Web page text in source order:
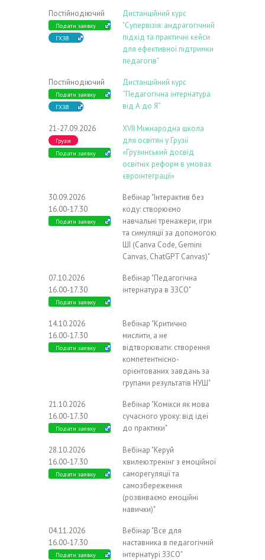
Постійнодіючий
Подати заявку
ГХЗВ
Дистанційний курс
"Супервізія: андрагогічний
підхід та практичні кейси
для ефективної підтримки
педагогів"
Постійнодіючий
Подати заявку
ГХЗВ
Дистанційний курс
“Педагогічна інтернатура
від А до Я”
21-27.09.2026
Грузія
Подати заявку
ХVIІ Міжнародна школа
для освітян у Грузії
«Грузинський досвід
освітніх реформ в умовах
євроінтеграції»
30.09.2026
16.00-17.30
Подати заявку
Вебінар "Інтерактив без
коду: створюємо
навчальні тренажери, ігри
та симуляції за допомогою
ШІ (Canva Code, Gemini
Canvas, ChatGPT Canvas)"
07.10.2026
16.00-17.30
Подати заявку
Вебінар "Педагогічна
інтернатура в ЗЗСО"
14.10.2026
16.00-17.30
Подати заявку
Вебінар "Критично
мислити, а не
відтворювати: створення
компетентнісно-
орієнтованих завдань за
групами результатів НУШ"
21.10.2026
16.00-17.30
Подати заявку
Вебінар "Комікси як мова
сучасного уроку: від ідеї
до практики"
28.10.2026
16.00-17.30
Подати заявку
Вебінар "Керуй
хвилею:тренінг з емоційної
саморегуляції та
самозбереження
(розвиваємо емоційні
навички)"
04.11.2026
16.00-17.30
Подати заявку
Вебінар "Все для
наставника в педагогічній
інтернатурі ЗЗСО"